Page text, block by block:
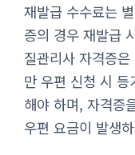
재발급 수수료는
증의 경우 재발급
질관리사 자격증
만 우편 신청 시
해야 하며, 자격증
우편 요금이 발생